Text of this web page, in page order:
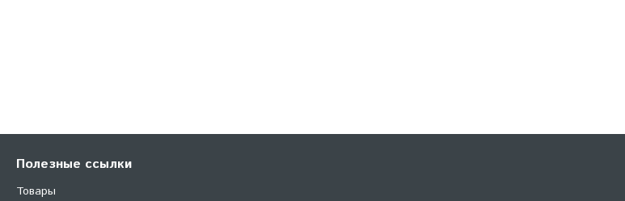
Полезные ссылки
Товары